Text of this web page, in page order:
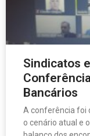
Sindicatos
Bancários
A conferência foi
o cenário atual e